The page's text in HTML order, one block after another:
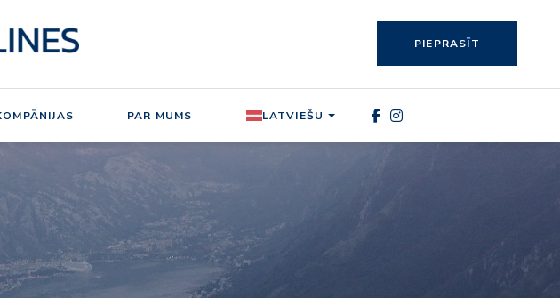
PIEPRASĪT
PAR MUMS LATVIEŠU